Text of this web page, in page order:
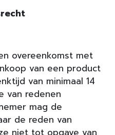
overeenkomst met
van een product
van minimaal 14
van redenen
mag de
de reden van